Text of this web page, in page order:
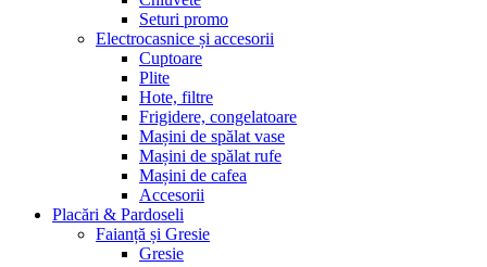
Seturi promo
Electrocasnice și accesorii
Cuptoare
Plite
Hote, filtre
Frigidere, congelatoare
Mașini de spălat vase
Mașini de spălat rufe
Mașini de cafea
Accesorii
Placări & Pardoseli
Faianță și Gresie
Gresie